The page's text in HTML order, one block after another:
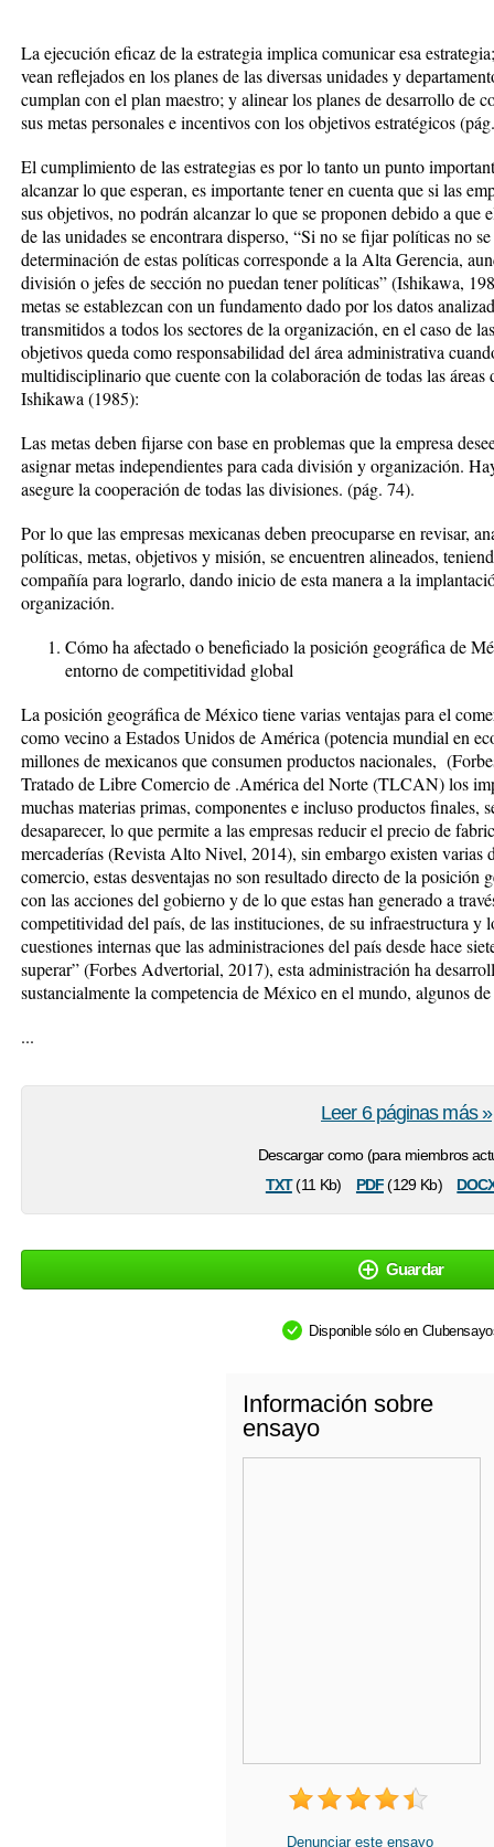
La ejecución eficaz de la estrategia implica comunicar esa
vean reflejados en los planes de las diversas unidades y
cumplan con el plan maestro; y alinear los planes de desarrollo de
sus metas personales e incentivos con los objetivos estratégicos
El cumplimiento de las estrategias es por lo tanto un punto
alcanzar lo que esperan, es importante tener en cuenta que si las
sus objetivos, no podrán alcanzar lo que se proponen debido a que
de las unidades se encontrara disperso, “Si no se fijar políticas no
determinación de estas políticas corresponde a la Alta Gerencia,
división o jefes de sección no puedan tener políticas” (Ishikawa,
metas se establezcan con un fundamento dado por los datos
transmitidos a todos los sectores de la organización, en el caso de
objetivos queda como responsabilidad del área administrativa
multidisciplinario que cuente con la colaboración de todas las
Ishikawa (1985):
Las metas deben fijarse con base en problemas que la empresa
asignar metas independientes para cada división y organización.
asegure la cooperación de todas las divisiones. (pág. 74).
Por lo que las empresas mexicanas deben preocuparse en revisar,
políticas, metas, objetivos y misión, se encuentren alineados,
compañía para lograrlo, dando inicio de esta manera a la
organización.
Cómo ha afectado o beneficiado la posición geográfica de
entorno de competitividad global
La posición geográfica de México tiene varias ventajas para el
como vecino a Estados Unidos de América (potencia mundial en
millones de mexicanos que consumen productos nacionales,
Tratado de Libre Comercio de .América del Norte (TLCAN) los
muchas materias primas, componentes e incluso productos finales,
desaparecer, lo que permite a las empresas reducir el precio de
mercaderías (Revista Alto Nivel, 2014), sin embargo existen varias
comercio, estas desventajas no son resultado directo de la posición
con las acciones del gobierno y de lo que estas han generado a
competitividad del país, de las instituciones, de su infraestructura y
cuestiones internas que las administraciones del país desde hace
superar” (Forbes Advertorial, 2017), esta administración ha
sustancialmente la competencia de México en el mundo, algunos de
...
Descargar como (para miembros
txt(11 Kb) pdf(129 Kb)
Leer 6 páginas más »
Guardar
Disponible sólo en
Información sobre
ensayo
Denunciar este ensayo